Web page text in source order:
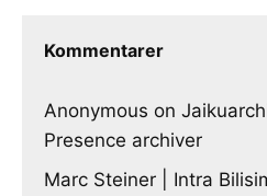
Kommentarer
Anonymous on
Presence archiver
Marc Steiner | Intra